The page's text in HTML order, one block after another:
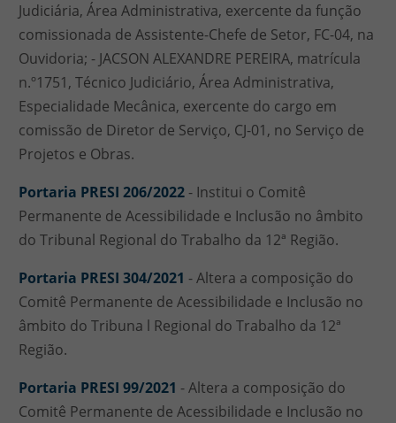
Judiciária, Área Administrativa, exercente da função
comissionada de Assistente-Chefe de Setor, FC-04, na
Ouvidoria; - JACSON ALEXANDRE PEREIRA, matrícula
n.º1751, Técnico Judiciário, Área Administrativa,
Especialidade Mecânica, exercente do cargo em
comissão de Diretor de Serviço, CJ-01, no Serviço de
Projetos e Obras.
Portaria PRESI 206/2022 - Institui o Comitê
Permanente de Acessibilidade e Inclusão no âmbito
do Tribunal Regional do Trabalho da 12ª Região.
Portaria PRESI 304/2021 - Altera a composição do
Comitê Permanente de Acessibilidade e Inclusão no
âmbito do Tribuna l Regional do Trabalho da 12ª
Região.
Portaria PRESI 99/2021 - Altera a composição do
Comitê Permanente de Acessibilidade e Inclusão no